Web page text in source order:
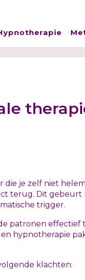
die je zelf niet
terug. Dit gebeurt
trigger.
patronen effectief
hypnotherapie
klachten: